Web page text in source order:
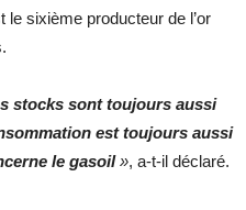
sixième producteur de l’or
stocks sont toujours aussi
est toujours aussi
le gasoil», a-t-il déclaré.